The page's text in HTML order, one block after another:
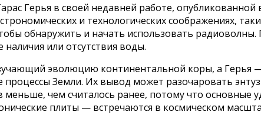
Герья в своей недавней работе,
и технологических соображениях,
обнаружить и начать использовать
или отсутствия воды.
эволюцию континентальной коры, а
Земли. Их вывод может разочаровать
меньше, чем считалось ранее, потому что основные
плиты — встречаются в космическом